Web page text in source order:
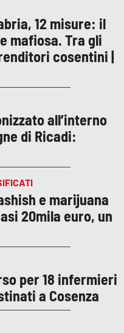
12 misure: il
mafiosa. Tra gli
cosentini |
all’interno
di Ricadi:
e marijuana
20mila euro, un
per 18 infermieri
a Cosenza